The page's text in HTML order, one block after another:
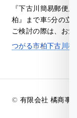
『下古川簡易郵便
柏』まで車5分の立
ご検討の際は、お気
つがる市柏下古川
© 有限会社 橘商事